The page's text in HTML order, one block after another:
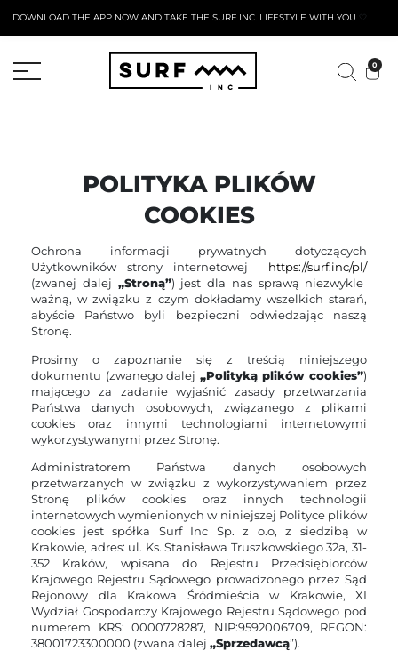
DOWNLOAD THE APP NOW AND TAKE THE SURF INC. LIFESTYLE WITH YOU 🤍
0
POLITYKA PLIKÓW
COOKIES
Ochrona informacji prywatnych dotyczących
Użytkowników strony internetowej https://surf.inc/pl/
(zwanej dalej „Stroną”) jest dla nas sprawą niezwykle
ważną, w związku z czym dokładamy wszelkich starań,
abyście Państwo byli bezpieczni odwiedzając naszą
Stronę.
Prosimy o zapoznanie się z treścią niniejszego
dokumentu (zwanego dalej „Polityką plików cookies”)
mającego za zadanie wyjaśnić zasady przetwarzania
Państwa danych osobowych, związanego z plikami
cookies oraz innymi technologiami internetowymi
wykorzystywanymi przez Stronę.
Administratorem Państwa danych osobowych
przetwarzanych w związku z wykorzystywaniem przez
Stronę plików cookies oraz innych technologii
internetowych wymienionych w niniejszej Polityce plików
cookies jest spółka Surf Inc Sp. z o.o, z siedzibą w
Krakowie, adres: ul. Ks. Stanisława Truszkowskiego 32a, 31-
352 Kraków, wpisana do Rejestru Przedsiębiorców
Krajowego Rejestru Sądowego prowadzonego przez Sąd
Rejonowy dla Krakowa Śródmieścia w Krakowie, XI
Wydział Gospodarczy Krajowego Rejestru Sądowego pod
numerem KRS: 0000728287, NIP:9592006709, REGON:
38001723300000 (zwana dalej „Sprzedawcą”).
AKTYWNY FORMULARZ ZWROTU